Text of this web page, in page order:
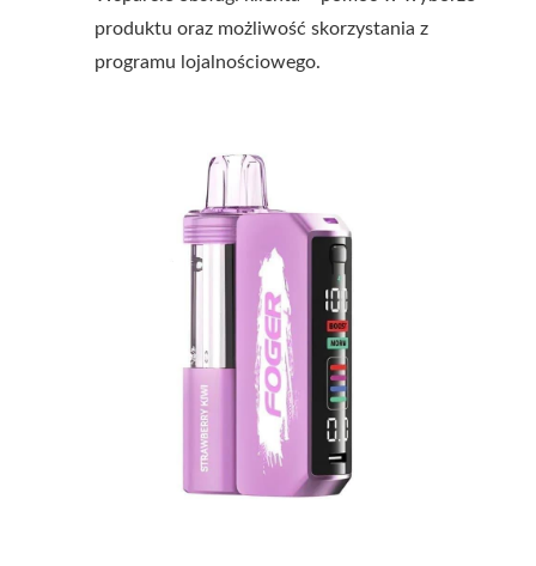
produktu oraz możliwość skorzystania z
programu lojalnościowego.